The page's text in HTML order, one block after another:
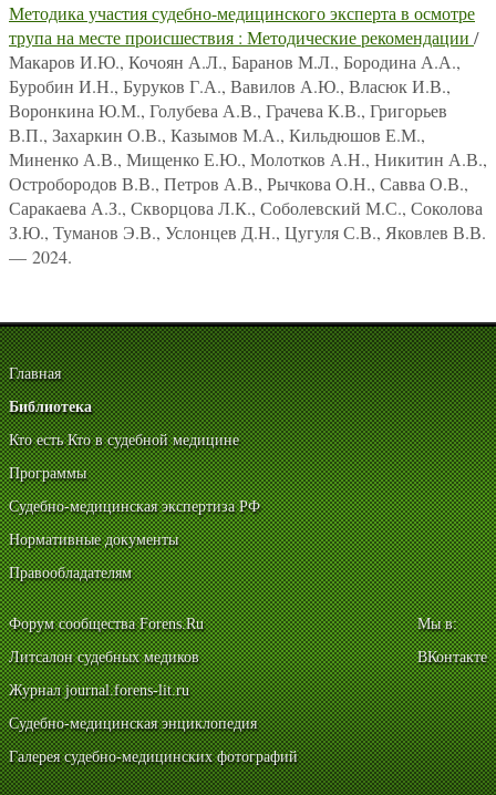
Методика участия судебно-медицинского эксперта в осмотре
трупа на месте происшествия : Методические рекомендации /
Макаров И.Ю., Кочоян А.Л., Баранов М.Л., Бородина А.А.,
Буробин И.Н., Буруков Г.А., Вавилов А.Ю., Власюк И.В.,
Воронкина Ю.М., Голубева А.В., Грачева К.В., Григорьев
В.П., Захаркин О.В., Казымов М.А., Кильдюшов Е.М.,
Миненко А.В., Мищенко Е.Ю., Молотков А.Н., Никитин А.В.,
Остробородов В.В., Петров А.В., Рычкова О.Н., Савва О.В.,
Саракаева А.З., Скворцова Л.К., Соболевский М.С., Соколова
З.Ю., Туманов Э.В., Услонцев Д.Н., Цугуля С.В., Яковлев В.В.
— 2024.
Главная
Библиотека
Кто есть Кто в судебной медицине
Программы
Судебно-медицинская экспертиза РФ
Нормативные документы
Правообладателям
Форум сообщества Forens.Ru
Литсалон судебных медиков
Журнал journal.forens-lit.ru
Судебно-медицинская энциклопедия
Галерея судебно-медицинских фотографий
Мы в:
ВКонтакте